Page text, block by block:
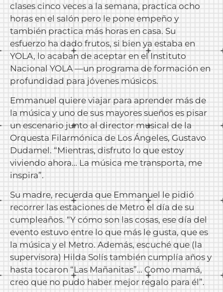
clases cinco veces a la semana, practica ocho
horas en el salón pero le pone empeño y
también practica más horas en casa. Su
esfuerzo ha dado frutos, si bien ya estaba en
YOLA, lo acaban de aceptar en el Instituto
Nacional YOLA —un programa de formación en
profundidad para jóvenes músicos.
Emmanuel quiere viajar para aprender más de
la música y uno de sus mayores sueños es pisar
un escenario junto al director musical de la
Orquesta Filarmónica de Los Ángeles, Gustavo
Dudamel. “Mientras, disfruto lo que estoy
viviendo ahora… La música me transporta, me
inspira”.
Su madre, recuerda que Emmanuel le pidió
recorrer las estaciones de Metro el día de su
cumpleaños. “Y cómo son las cosas, ese día del
evento estuvo entre lo que más le gusta, que es
la música y el Metro. Además, escuché que (la
supervisora) Hilda Solís también cumplía años y
hasta tocaron “Las Mañanitas”… Como mamá,
creo que no pudo haber mejor regalo para él”.